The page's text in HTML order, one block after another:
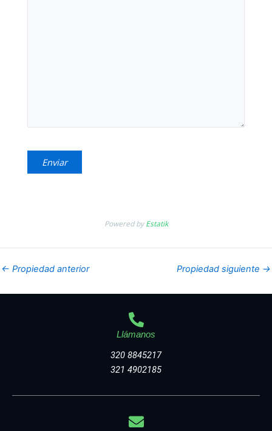
Powered byEstatik
← Propiedad anterior Propiedad siguiente →
Llámanos
320 8845217
321 4902185